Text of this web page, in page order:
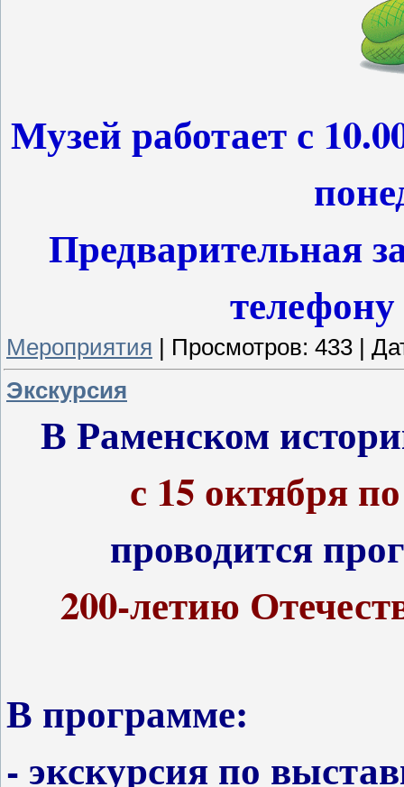
Музей работает с
Предварительная
телефону
Мероприятия Просмотров: 433
Экскурсия
В Раменском
с 15 октября
проводится
200-летию
В программе:
- экскурсия по